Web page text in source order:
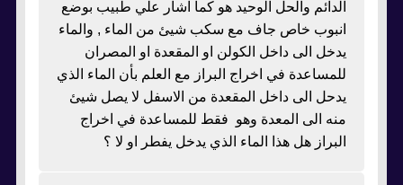
الدائم والحل الوحيد هو كما اشار علي طبيب بوضع
انبوب خاص جاف مع سكب شيئ من الماء , والماء
يدخل الى داخل الكولن او المقعدة او المصران
للمساعدة في اخراج البراز مع العلم بأن الماء الذي
يدحل الى داخل المقعدة من الاسفل لا يصل شيئ
منه الى المعدة وهو فقط للمساعدة في اخراج
البراز هل هذا الماء الذي يدخل يفطر او لا ؟